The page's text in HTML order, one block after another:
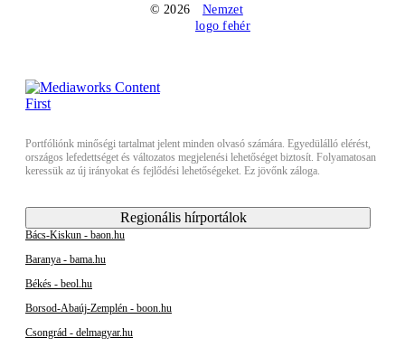
© 2026
Portfóliónk minőségi tartalmat jelent minden olvasó számára. Egyedülálló elérést,
országos lefedettséget és változatos megjelenési lehetőséget biztosít. Folyamatosan
keressük az új irányokat és fejlődési lehetőségeket. Ez jövőnk záloga.
Regionális hírportálok
Bács-Kiskun - baon.hu
Baranya - bama.hu
Békés - beol.hu
Borsod-Abaúj-Zemplén - boon.hu
Csongrád - delmagyar.hu